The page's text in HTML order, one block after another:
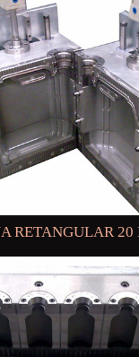
RETANGULAR 20